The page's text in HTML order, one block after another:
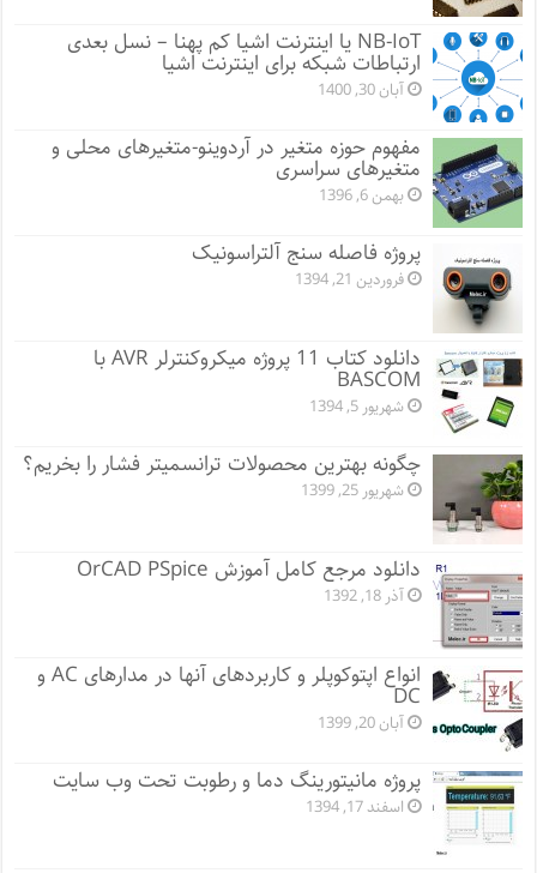
NB-IoT یا اینترنت اشیا کم پهنا – نسل بعدی
ارتباطات شبکه برای اینترنت اشیا
آبان 30, 1400
مفهوم حوزه متغیر در آردوینو-متغیرهای محلی و
متغیرهای سراسری
بهمن 6, 1396
پروژه فاصله سنج آلتراسونیک
فروردین 21, 1394
دانلود کتاب 11 پروژه میکروکنترلر AVR با
BASCOM
شهریور 5, 1394
چگونه بهترین محصولات ترانسمیتر فشار را بخریم؟
شهریور 25, 1399
دانلود مرجع کامل آموزش OrCAD PSpice
آذر 18, 1392
انواع اپتوکوپلر و کاربردهای آنها در مدارهای AC و
DC
آبان 20, 1399
پروژه مانيتورينگ دما و رطوبت تحت وب سایت
اسفند 17, 1394